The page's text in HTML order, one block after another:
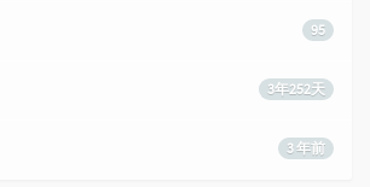
95
3年252天
3 年前